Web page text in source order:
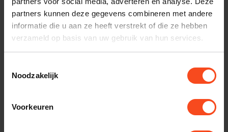
partners kunnen deze gegevens combineren met andere
informatie die u aan ze heeft verstrekt of die ze hebben
verzameld op basis van uw gebruik van hun services.
Noodzakelijk
Voorkeuren
Interesse in product
Maak een luisterafspraak
Productomschrijving
Reviews